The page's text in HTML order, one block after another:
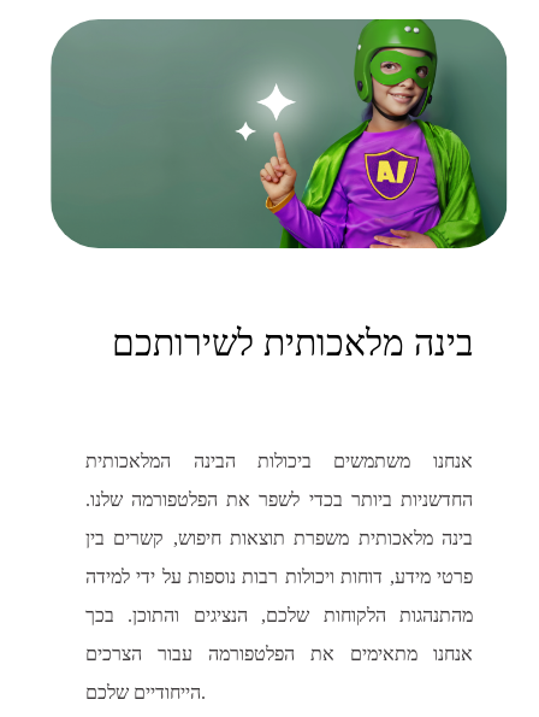
בינה מלאכותית לשירותכם
אנחנו משתמשים ביכולות הבינה המלאכותית
החדשניות ביותר בכדי לשפר את הפלטפורמה שלנו.
בינה מלאכותית משפרת תוצאות חיפוש, קשרים בין
פרטי מידע, דוחות ויכולות רבות נוספות על ידי למידה
מהתנהגות הלקוחות שלכם, הנציגים והתוכן. בכך
אנחנו מתאימים את הפלטפורמה עבור הצרכים
הייחודיים שלכם.